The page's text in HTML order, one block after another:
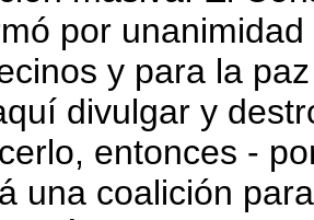
por
y para la
divulgar y
entonces -
una coalición